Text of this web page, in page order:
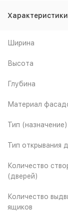
Характеристики
Ширина
Высота
Глубина
Материал
Тип (назначение)
Тип открывания
Количество
(дверей)
Количество
ящиков